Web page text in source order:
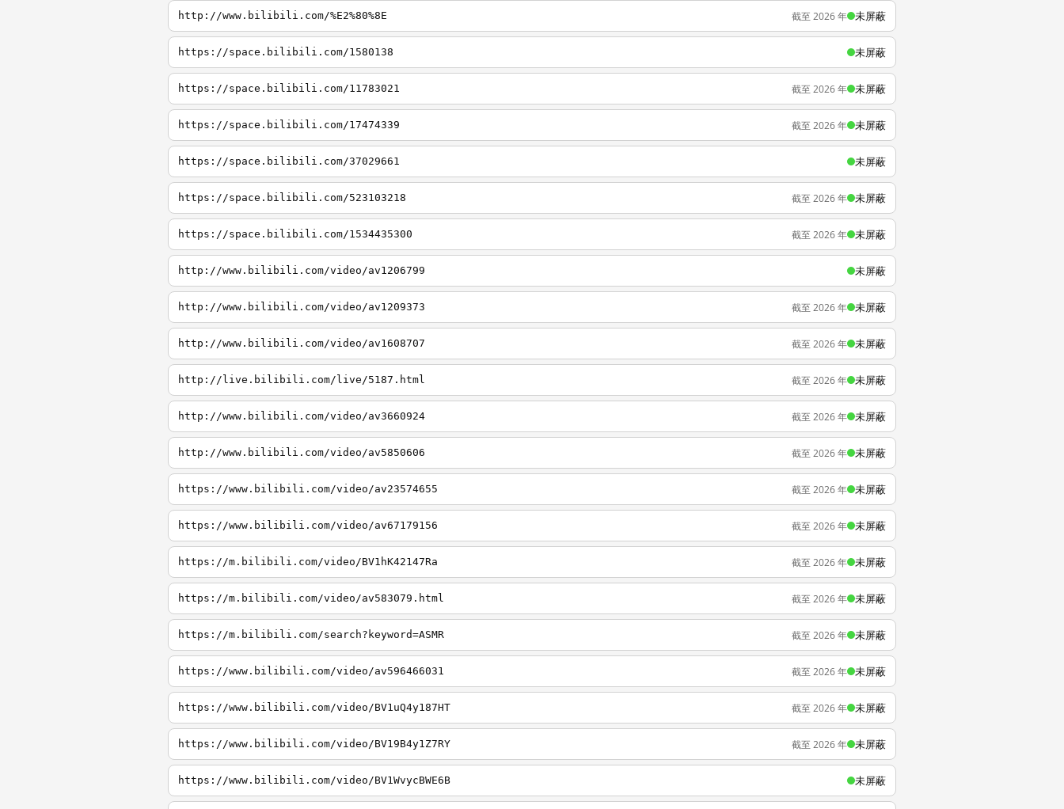
http://www.bilibili.com/%E2%80%8E 截至 2026 年 未屏蔽
https://space.bilibili.com/1580138 未屏蔽
https://space.bilibili.com/11783021 截至 2026 年 未屏蔽
https://space.bilibili.com/17474339 截至 2026 年 未屏蔽
https://space.bilibili.com/37029661 未屏蔽
https://space.bilibili.com/523103218 截至 2026 年 未屏蔽
https://space.bilibili.com/1534435300 截至 2026 年 未屏蔽
http://www.bilibili.com/video/av1206799 未屏蔽
http://www.bilibili.com/video/av1209373 截至 2026 年 未屏蔽
http://www.bilibili.com/video/av1608707 截至 2026 年 未屏蔽
http://live.bilibili.com/live/5187.html 截至 2026 年 未屏蔽
http://www.bilibili.com/video/av3660924 截至 2026 年 未屏蔽
http://www.bilibili.com/video/av5850606 截至 2026 年 未屏蔽
https://www.bilibili.com/video/av23574655 截至 2026 年 未屏蔽
https://www.bilibili.com/video/av67179156 截至 2026 年 未屏蔽
https://m.bilibili.com/video/BV1hK42147Ra 截至 2026 年 未屏蔽
https://m.bilibili.com/video/av583079.html 截至 2026 年 未屏蔽
https://m.bilibili.com/search?keyword=ASMR 截至 2026 年 未屏蔽
https://www.bilibili.com/video/av596466031 截至 2026 年 未屏蔽
https://www.bilibili.com/video/BV1uQ4y187HT 截至 2026 年 未屏蔽
https://www.bilibili.com/video/BV19B4y1Z7RY 截至 2026 年 未屏蔽
https://www.bilibili.com/video/BV1WvycBWE6B 未屏蔽